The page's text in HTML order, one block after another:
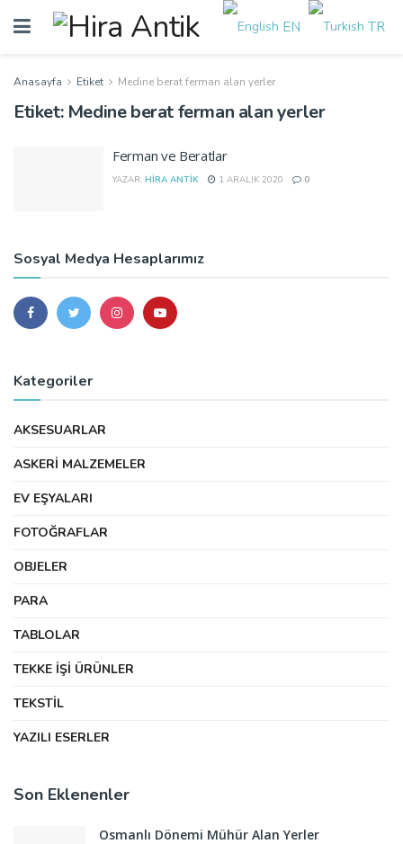
EN TR
Anasayfa Etiket Medine berat ferman alan yerler
Etiket: Medine berat ferman alan yerler
Ferman ve Beratlar
YAZAR: HIRA ANTIK 1 ARALIK 2020 0
Sosyal Medya Hesaplarımız
Kategoriler
AKSESUARLAR
ASKERI MALZEMELER
EV EŞYALARI
FOTOĞRAFLAR
OBJELER
PARA
TABLOLAR
TEKKE İŞI ÜRÜNLER
TEKSTIL
YAZILI ESERLER
Son Eklenenler
Osmanlı Dönemi Mühür Alan Yerler